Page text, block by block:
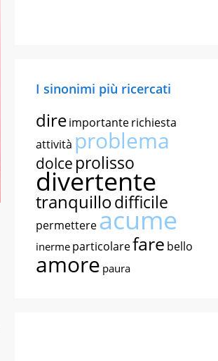
I sinonimi più ricercati
direimportanterichiesta
attività problema
dolce prolisso
divertente
tranquillodifficile
permettereacume
inerme particolarefare bello
amore paura